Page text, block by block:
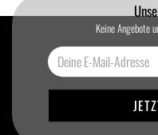
Keine Angebote